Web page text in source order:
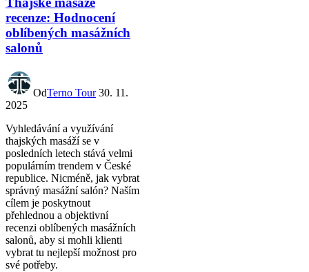
recenze: Hodnocení
oblíbených masážních
salonů
OdTerno Tour 30. 11.
2025
Vyhledávání a využívání
thajských masáží se v
posledních letech stává velmi
populárním trendem v České
republice. Nicméně, jak vybrat
správný masážní salón? Naším
cílem je poskytnout
přehlednou a objektivní
recenzi oblíbených masážních
salonů, aby si mohli klienti
vybrat tu nejlepší možnost pro
své potřeby.